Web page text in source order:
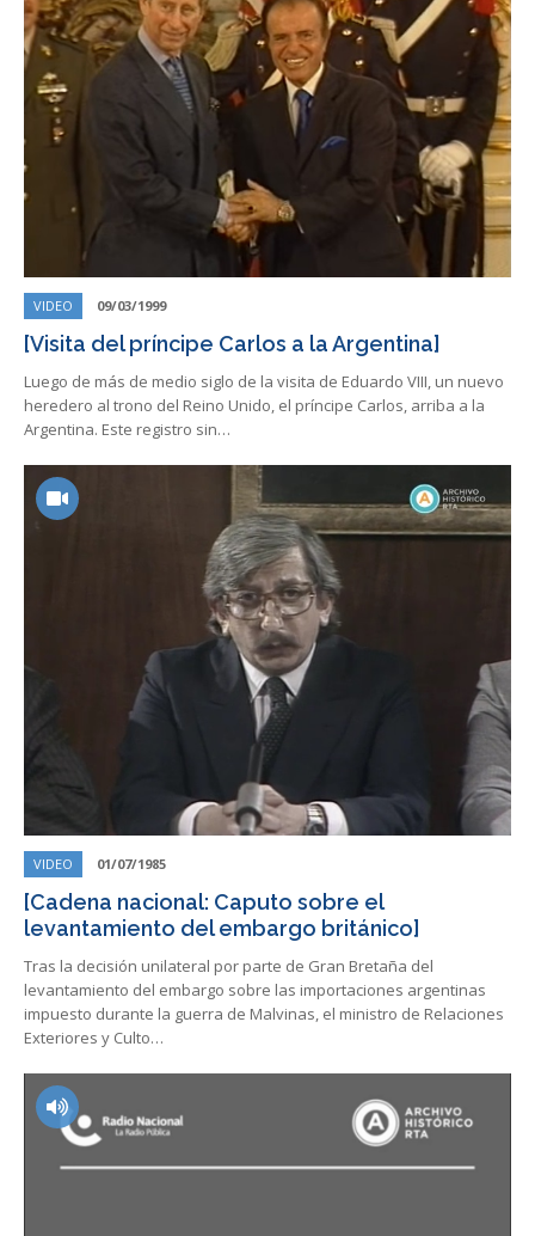
VIDEO 09/03/1999
[Visita del príncipe Carlos a la Argentina]
Luego de más de medio siglo de la visita de Eduardo VIII, un nuevo
heredero al trono del Reino Unido, el príncipe Carlos, arriba a la
Argentina. Este registro sin…
VIDEO 01/07/1985
[Cadena nacional: Caputo sobre el
levantamiento del embargo británico]
Tras la decisión unilateral por parte de Gran Bretaña del
levantamiento del embargo sobre las importaciones argentinas
impuesto durante la guerra de Malvinas, el ministro de Relaciones
Exteriores y Culto…